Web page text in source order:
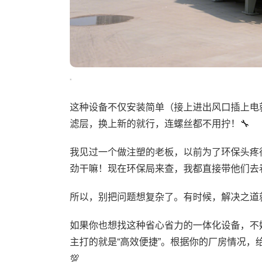
这种设备不仅安装简单（接上进出风口插上
滤层，换上新的就行，连螺丝都不用拧！🔧
我见过一个做注塑的老板，以前为了环保头
劲干嘛！现在环保局来查，我都直接带他们去
所以，别把问题想复杂了。有时候，解决之道
如果你也想找这种省心省力的一体化设备，不
主打的就是“高效便捷”。根据你的厂房情况
💯